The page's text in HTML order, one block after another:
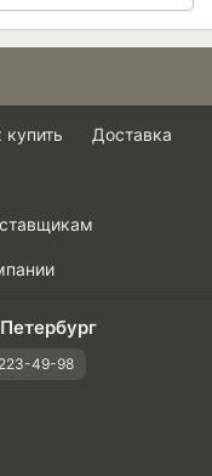
купить Доставка
49-98